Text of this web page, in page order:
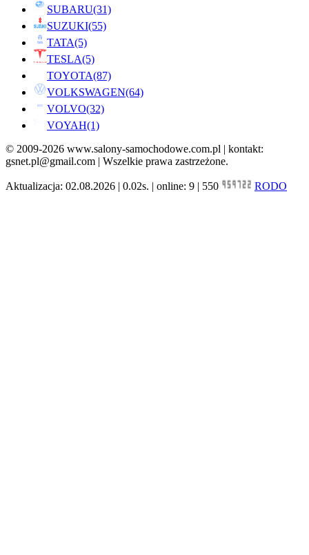
SUBARU(31)
SUZUKI(55)
TATA(5)
TESLA(5)
TOYOTA(87)
VOLKSWAGEN(64)
VOLVO(32)
VOYAH(1)
© 2009-2026 www.salony-samochodowe.com.pl | kontakt:
gsnet.pl@gmail.com | Wszelkie prawa zastrzeżone.
Aktualizacja: 02.08.2026 | 0.02s. | online: 9 | 550 RODO